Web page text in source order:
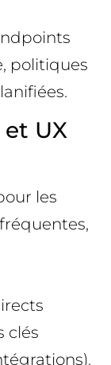
politiques
UX
les
clés